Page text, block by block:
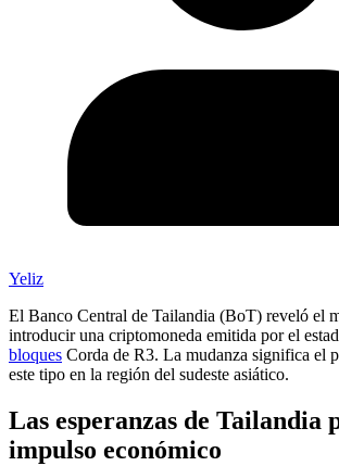
Yeliz
El Banco Central de Tailandia (BoT) reveló el
introducir una criptomoneda emitida por el
bloques Corda de R3. La mudanza significa el
este tipo en la región del sudeste asiático.
Las esperanzas de Tailandia
impulso económico